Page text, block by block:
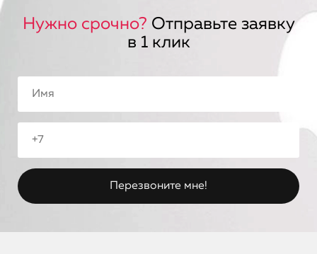
Нужно срочно? Отправьте заявку
в 1 клик